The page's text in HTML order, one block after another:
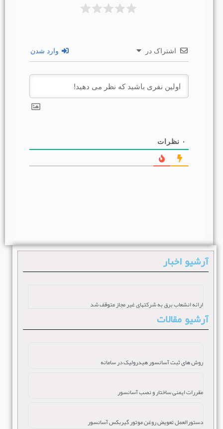
اشتراک در وارد شدن
نظرات
آرشیو اخبار
ارائه انشعاب برق به شرکتهای غیر مجاز متوقف شد
آرشیو مقالات
روش های ثبت آسانسور هیدرولیک در سامانه
مقررات ایمنی ساختار و نصب آسانسور
دستورالعمل تعویض روغن موتور گیربکس آسانسور